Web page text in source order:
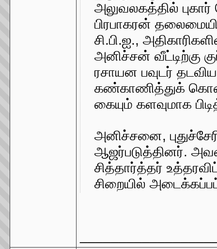
அலுவலகத்தில்
பிரபாகரன்
சி.பி.ஐ.,
அனிச்சன் வீட்டிற்கு
ரசாயன பவுடர்
கண்காணித்துக்
கையும் களவுமாக
அனிச்சனை,
ஆஜர்படுத்தினர்.
சித்தார்த்தர்
சிறையில்